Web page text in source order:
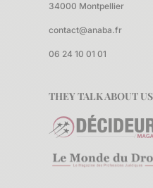
34000 Montpellier
contact@anaba.fr
06 24 10 01 01
THEY TALK ABOUT US